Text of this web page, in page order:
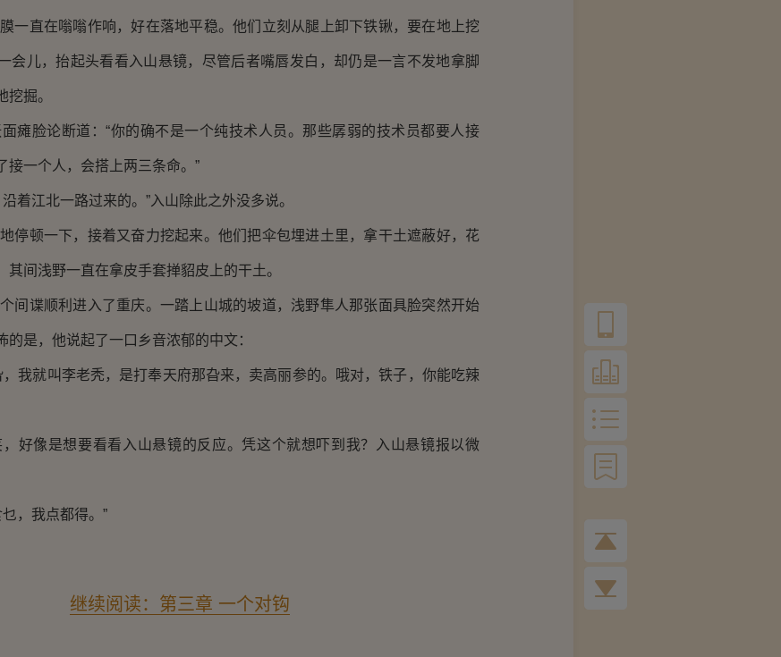
直在嗡嗡作响，好在落地平稳。他们立刻从腿上卸下铁锹，要在地上挖
会儿，抬起头看看入山悬镜，尽管后者嘴唇发白，却仍是一言不发地拿脚
挖掘。
脸论断道：“你的确不是一个纯技术人员。那些孱弱的技术员都要人接
接一个人，会搭上两三条命。”
江北一路过来的。”入山除此之外没多说。
顿一下，接着又奋力挖起来。他们把伞包埋进土里，拿干土遮蔽好，花
其间浅野一直在拿皮手套掸貂皮上的干土。
谍顺利进入了重庆。一踏上山城的坡道，浅野隼人那张面具脸突然开始
的是，他说起了一口乡音浓郁的中文：
就叫李老秃，是打奉天府那旮来，卖高丽参的。哦对，铁子，你能吃辣
像是想要看看入山悬镜的反应。凭这个就想吓到我？入山悬镜报以微
，我点都得。”
继续阅读：第三章 一个对钩